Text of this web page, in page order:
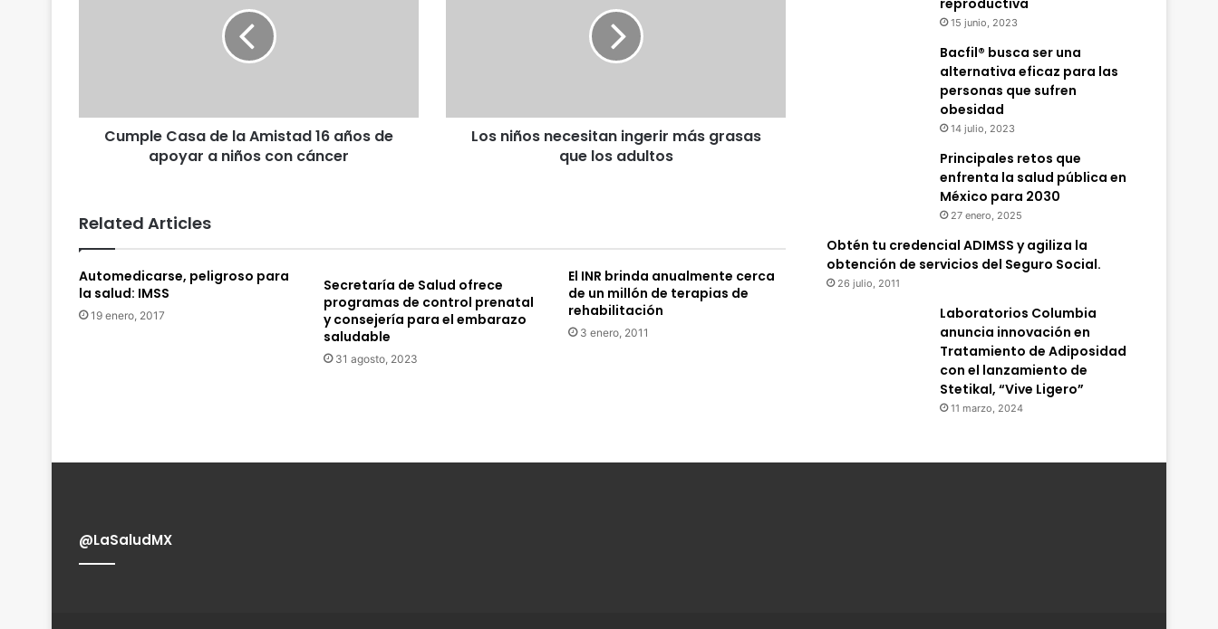
Cumple Casa de la Amistad 16 años de
apoyar a niños con cáncer
Los niños necesitan ingerir más grasas
que los adultos
Related Articles
Automedicarse, peligroso para
la salud: IMSS
19 enero, 2017
Secretaría de Salud ofrece
programas de control prenatal
y consejería para el embarazo
saludable
31 agosto, 2023
El INR brinda anualmente cerca
de un millón de terapias de
rehabilitación
3 enero, 2011
reproductiva
15 junio, 2023
Bacfil® busca ser una
alternativa eficaz para las
personas que sufren
obesidad
14 julio, 2023
Principales retos que
enfrenta la salud pública en
México para 2030
27 enero, 2025
Obtén tu credencial ADIMSS y agiliza la
obtención de servicios del Seguro Social.
26 julio, 2011
Laboratorios Columbia
anuncia innovación en
Tratamiento de Adiposidad
con el lanzamiento de
Stetikal, “Vive Ligero”
11 marzo, 2024
@LaSaludMX